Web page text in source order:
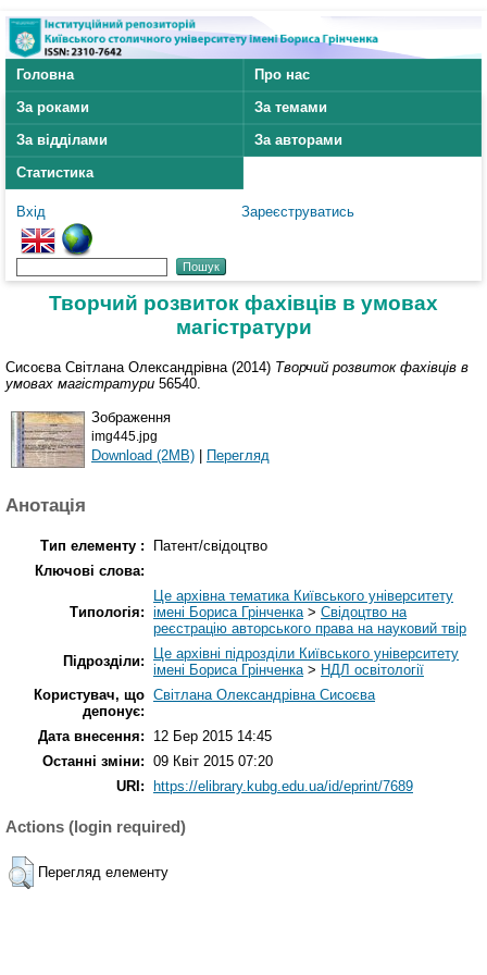
Головна
Про нас
За роками
За темами
За відділами
За авторами
Статистика
Вхід Зареєструватись
Творчий розвиток фахівців в умовах
магістратури
Сисоєва Світлана Олександрівна (2014) Творчий розвиток фахівців в
умовах магістратури 56540.
Зображення
img445.jpg
Download (2MB) | Перегляд
Анотація
Тип елементу :
Патент/свідоцтво
Ключові слова:
Типологія:
Це архівна тематика Київського університету
імені Бориса Грінченка> Свідоцтво на
реєстрацію авторського права на науковий твір
Підрозділи:
Це архівні підрозділи Київського університету
імені Бориса Грінченка> НДЛ освітології
Користувач, що
депонує:
Світлана Олександрівна Сисоєва
Дата внесення:
12 Бер 2015 14:45
Останні зміни: 09 Квіт 2015 07:20
URI:
https://elibrary.kubg.edu.ua/id/eprint/7689
Actions (login required)
Перегляд елементу